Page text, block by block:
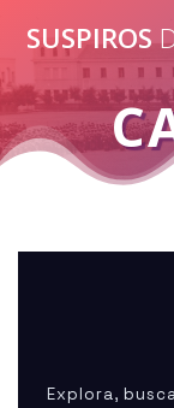
SUSPIROS
Explora,